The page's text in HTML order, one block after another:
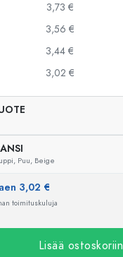
3,73 €
3,56 €
3,44 €
3,02 €
Puu, Beige
3,02 €
toimituskuluja
Lisää ostoskoriin